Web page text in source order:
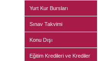
Yurt Kur Bursları
Sınav Takvimi
Konu Dışı
Eğitim Kredileri ve Krediler